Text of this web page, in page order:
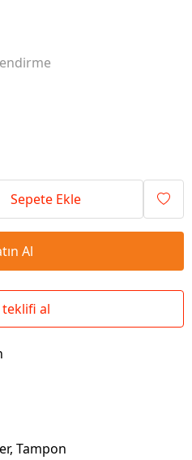
Sepete Ekle
Al
teklifi al
Tampon